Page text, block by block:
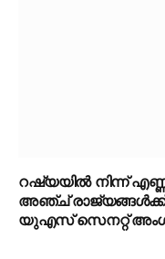
റഷ്യയിൽ നിന്ന്
അഞ്ച് രാജ്യങ്ങൾക്ക്
യുഎസ് സെനറ്റ്